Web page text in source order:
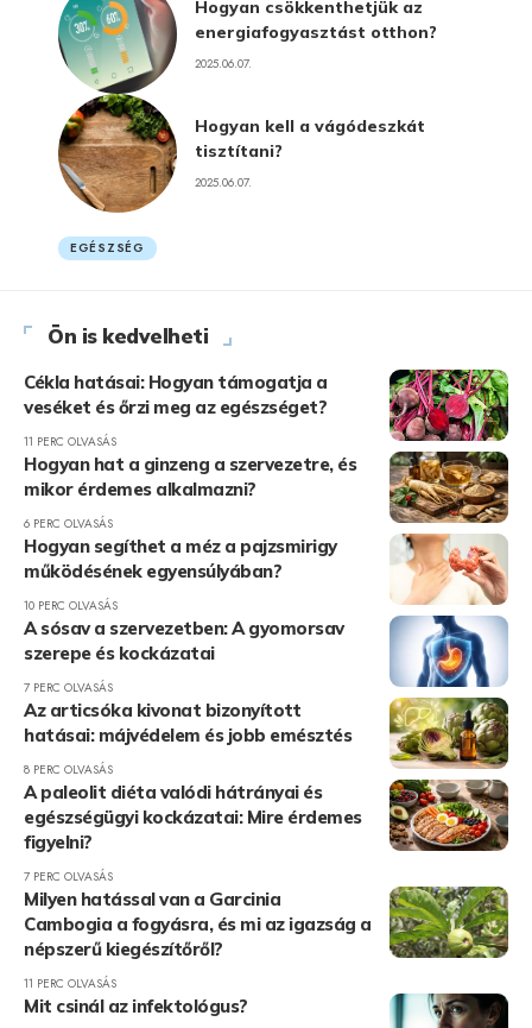
Hogyan csökkenthetjük az
energiafogyasztást otthon?
2025.06.07.
Hogyan kell a vágódeszkát
tisztítani?
2025.06.07.
EGÉSZSÉG
Ön is kedvelheti
Cékla hatásai: Hogyan támogatja a
veséket és őrzi meg az egészséget?
11 PERC OLVASÁS
Hogyan hat a ginzeng a szervezetre, és
mikor érdemes alkalmazni?
6 PERC OLVASÁS
Hogyan segíthet a méz a pajzsmirigy
működésének egyensúlyában?
10 PERC OLVASÁS
A sósav a szervezetben: A gyomorsav
szerepe és kockázatai
7 PERC OLVASÁS
Az articsóka kivonat bizonyított
hatásai: májvédelem és jobb emésztés
8 PERC OLVASÁS
A paleolit diéta valódi hátrányai és
egészségügyi kockázatai: Mire érdemes
figyelni?
7 PERC OLVASÁS
Milyen hatással van a Garcinia
Cambogia a fogyásra, és mi az igazság a
népszerű kiegészítőről?
11 PERC OLVASÁS
Mit csinál az infektológus?